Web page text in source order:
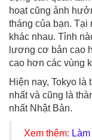
hoạt cũng ảnh
tháng của bạn. Tại
khác nhau. Tỉnh
lương cơ bản cao
cao hơn các vùng
Hiện nay, Tokyo
nhất và cũng là
nhất Nhật Bản.
Xem thêm: